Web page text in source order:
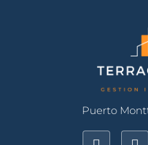
Puerto